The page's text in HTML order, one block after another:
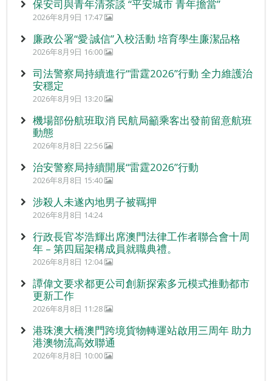
保安司與青年清茶談 “平安城市 青年擔當”
2026年8月9日 17:47
廉政公署“愛‧誠信”入校活動 培育學生廉潔品格
2026年8月9日 16:00
司法警察局持續進行“雷霆2026”行動 全力維護治
安穩定
2026年8月9日 13:20
機場部份航班取消 民航局籲乘客出發前留意航班
動態
2026年8月8日 22:56
治安警察局持續開展“雷霆2026”行動
2026年8月8日 15:40
涉殺人未遂內地男子被羈押
2026年8月8日 14:24
行政長官岑浩輝出席澳門法律工作者聯合會十周
年 – 第四屆架構成員就職典禮。
2026年8月8日 12:04
譚偉文要求都更公司創新探索多元模式推動都市
更新工作
2026年8月8日 11:28
港珠澳大橋澳門跨境貨物轉運站啟用三周年 助力
港澳物流高效聯通
2026年8月8日 10:00